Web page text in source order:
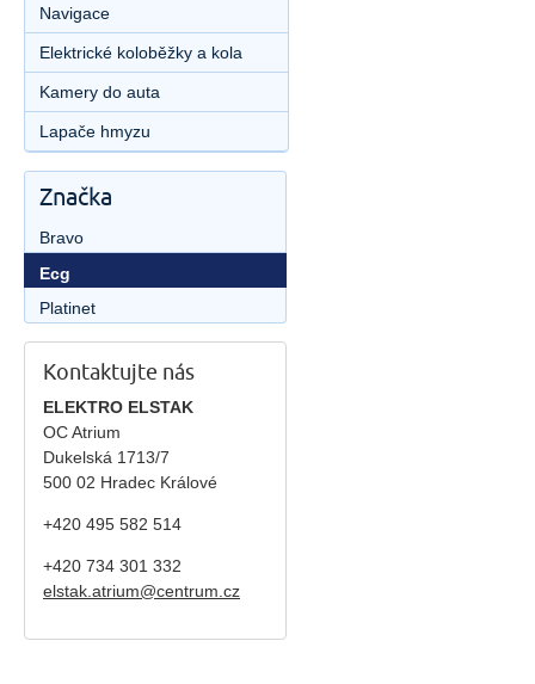
Navigace
Elektrické koloběžky a kola
Kamery do auta
Lapače hmyzu
Značka
Bravo
Ecg
Platinet
Kontaktujte nás
ELEKTRO ELSTAK
OC Atrium
Dukelská 1713/7
500 02 Hradec Králové
+420 495 582 514
+420 734 301 332
elstak.atrium@centrum.cz